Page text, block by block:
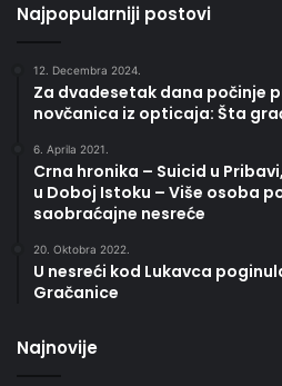
Najpopularniji postovi
12. Decembra 2024.
Za dvadesetak dana počinje
novčanica iz opticaja: Šta
6. Aprila 2021.
Crna hronika – Suicid u
u Doboj Istoku – Više osoba
saobraćajne nesreće
20. Oktobra 2022.
U nesreći kod Lukavca
Gračanice
Najnovije